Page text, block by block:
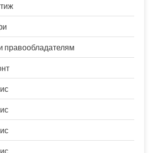
правообладателям